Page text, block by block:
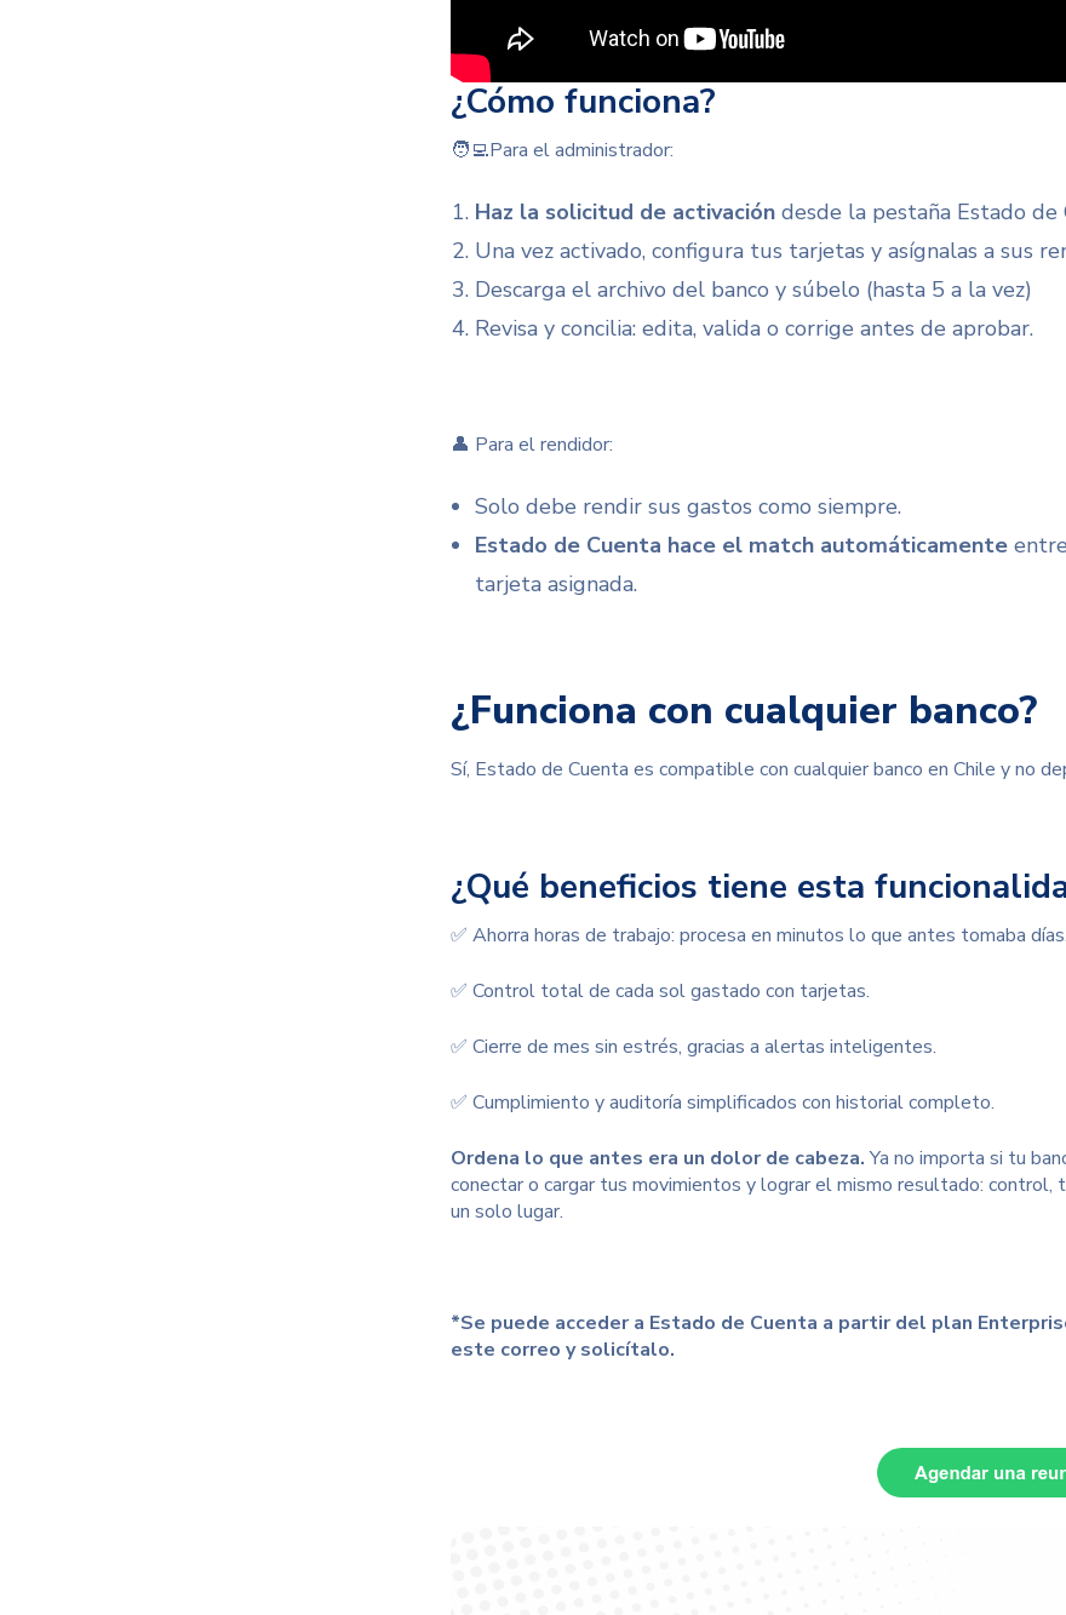
¿Cómo funciona?
🧑‍💻Para el administrador:
Haz la solicitud de activación desde la pestaña Estado
Una vez activado, configura tus tarjetas y asígnalas a sus
Descarga el archivo del banco y súbelo (hasta 5 a la vez)
Revisa y concilia: edita, valida o corrige antes de aprobar.
👤 Para el rendidor:
Solo debe rendir sus gastos como siempre.
Estado de Cuenta hace el match automáticamente
tarjeta asignada.
¿Funciona con cualquier banco?
Sí, Estado de Cuenta es compatible con cualquier banco en Chile y no
¿Qué beneficios tiene esta
✅ Ahorra horas de trabajo: procesa en minutos lo que antes tomaba días.
✅ Control total de cada sol gastado con tarjetas.
✅ Cierre de mes sin estrés, gracias a alertas inteligentes.
✅ Cumplimiento y auditoría simplificados con historial completo.
Ordena lo que antes era un dolor de cabeza.Ya no importa si tu
conectar o cargar tus movimientos y lograr el mismo resultado:
un solo lugar.
*Se puede acceder a Estado de Cuenta a partir del plan
este correo y solicítalo.